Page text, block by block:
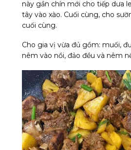
này gần chín mới cho tiếp dưa
tây vào xào. Cuối cùng, cho
cuối cùng.
Cho gia vị vừa đủ gồm: muối,
nêm vào nồi, đảo đều và nêm